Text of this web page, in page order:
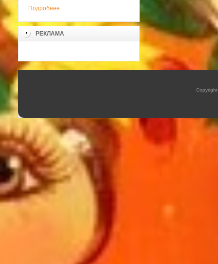
Подробнее...
РЕКЛАМА